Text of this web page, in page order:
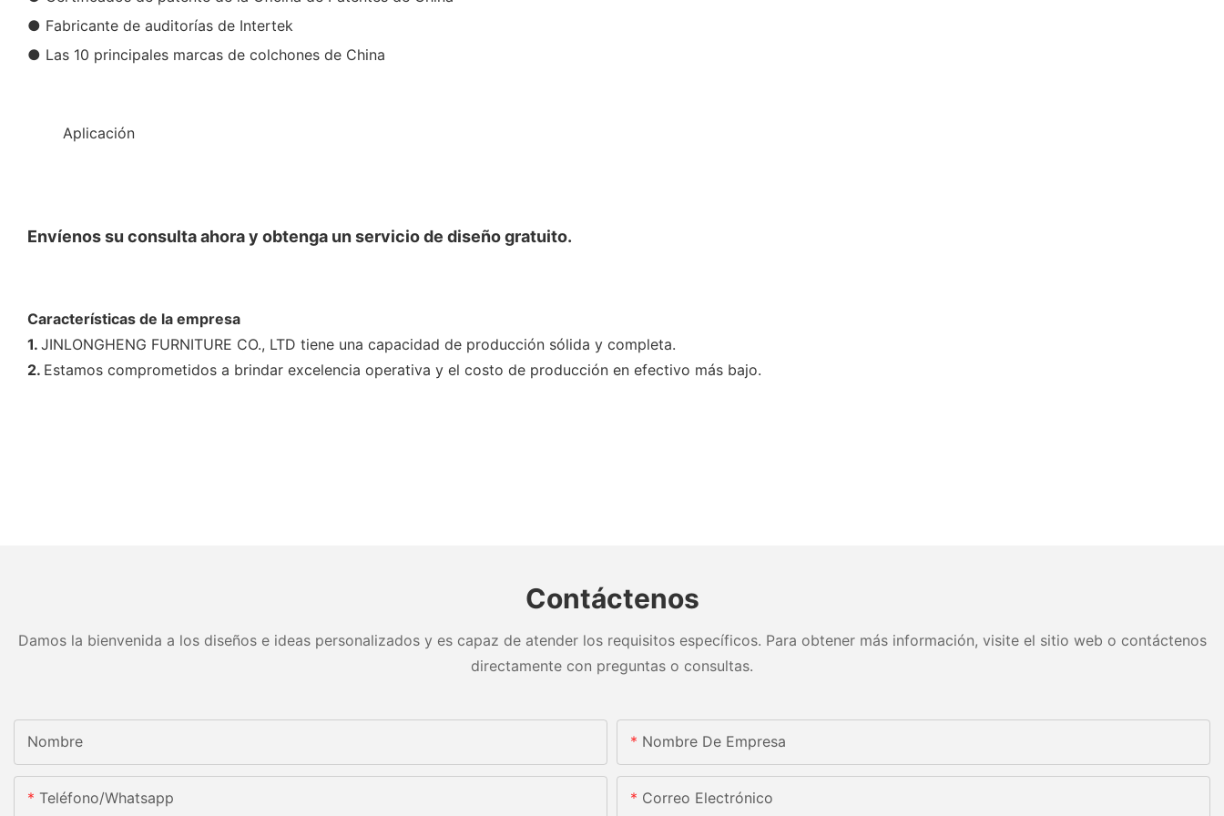
● Fabricante de auditorías de Intertek
● Las 10 principales marcas de colchones de China
Aplicación
Envíenos su consulta ahora y obtenga un servicio de diseño gratuito.
Características de la empresa
1. JINLONGHENG FURNITURE CO., LTD tiene una capacidad de producción sólida y completa.
2. Estamos comprometidos a brindar excelencia operativa y el costo de producción en efectivo más bajo.
Contáctenos
Damos la bienvenida a los diseños e ideas personalizados y es capaz de atender los requisitos específicos. Para obtener más información, visite el sitio web o contáctenos
directamente con preguntas o consultas.
Nombre Nombre De Empresa
Teléfono/whatsapp Correo Electrónico